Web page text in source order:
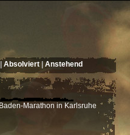
Absolviert| Anstehend
Marathon in Karlsruhe